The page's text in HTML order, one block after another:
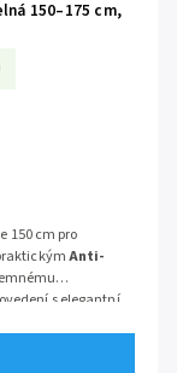
150–175 cm,
150 cm pro
Anti-
s elegantní
1/2" připojení.